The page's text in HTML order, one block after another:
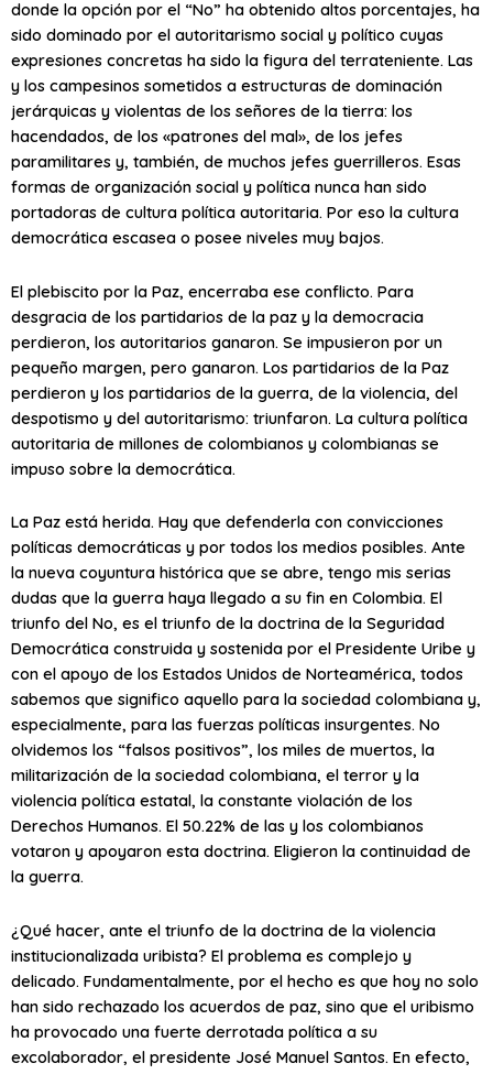
donde la opción por el “No” ha obtenido altos porcentajes, ha
sido dominado por el autoritarismo social y político cuyas
expresiones concretas ha sido la figura del terrateniente. Las
y los campesinos sometidos a estructuras de dominación
jerárquicas y violentas de los señores de la tierra: los
hacendados, de los «patrones del mal», de los jefes
paramilitares y, también, de muchos jefes guerrilleros. Esas
formas de organización social y política nunca han sido
portadoras de cultura política autoritaria. Por eso la cultura
democrática escasea o posee niveles muy bajos.
El plebiscito por la Paz, encerraba ese conflicto. Para
desgracia de los partidarios de la paz y la democracia
perdieron, los autoritarios ganaron. Se impusieron por un
pequeño margen, pero ganaron. Los partidarios de la Paz
perdieron y los partidarios de la guerra, de la violencia, del
despotismo y del autoritarismo: triunfaron. La cultura política
autoritaria de millones de colombianos y colombianas se
impuso sobre la democrática.
La Paz está herida. Hay que defenderla con convicciones
políticas democráticas y por todos los medios posibles. Ante
la nueva coyuntura histórica que se abre, tengo mis serias
dudas que la guerra haya llegado a su fin en Colombia. El
triunfo del No, es el triunfo de la doctrina de la Seguridad
Democrática construida y sostenida por el Presidente Uribe y
con el apoyo de los Estados Unidos de Norteamérica, todos
sabemos que significo aquello para la sociedad colombiana y,
especialmente, para las fuerzas políticas insurgentes. No
olvidemos los “falsos positivos”, los miles de muertos, la
militarización de la sociedad colombiana, el terror y la
violencia política estatal, la constante violación de los
Derechos Humanos. El 50.22% de las y los colombianos
votaron y apoyaron esta doctrina. Eligieron la continuidad de
la guerra.
¿Qué hacer, ante el triunfo de la doctrina de la violencia
institucionalizada uribista? El problema es complejo y
delicado. Fundamentalmente, por el hecho es que hoy no solo
han sido rechazado los acuerdos de paz, sino que el uribismo
ha provocado una fuerte derrotada política a su
excolaborador, el presidente José Manuel Santos. En efecto,